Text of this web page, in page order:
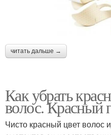
читать дальше →
Как убрать
волос. Красный
Чисто красный цвет волос